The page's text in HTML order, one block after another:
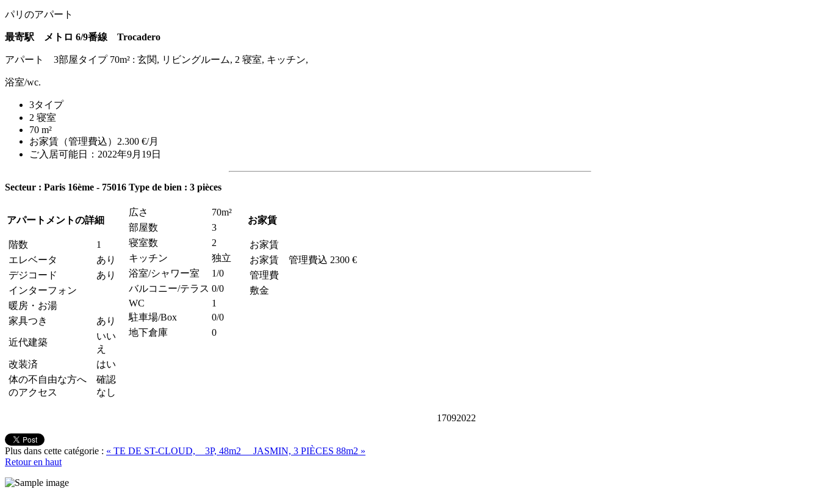
パリのアパート
最寄駅 メトロ 6/9番線 Trocadero
アパート 3部屋タイプ 70m² : 玄関, リビングルーム, 2 寝室, キッチン,
浴室/wc.
3タイプ
2 寝室
70 m²
お家賃（管理費込）2.300 €/月
ご入居可能日：2022年9月19日
Secteur : Paris 16ème - 75016 Type de bien : 3 pièces
アパートメントの詳細
階数
1
エレベータ
あり
デジコード
あり
インターフォン
暖房・お湯
家具つき
あり
近代建築
いい
え
改装済
はい
体の不自由な方へ
のアクセス
確認
なし
広さ
70m²
部屋数
3
寝室数
2
キッチン
独立
浴室/シャワー室
1/0
バルコニー/テラス 0/0
WC
1
駐車場/Box
0/0
地下倉庫
0
お家賃
お家賃
お家賃 管理費込 2300 €
管理費
敷金
17092022
Plus dans cette catégorie : « TE DE ST-CLOUD, 3P, 48m2 JASMIN, 3 PIÈCES 88m2 »
Retour en haut